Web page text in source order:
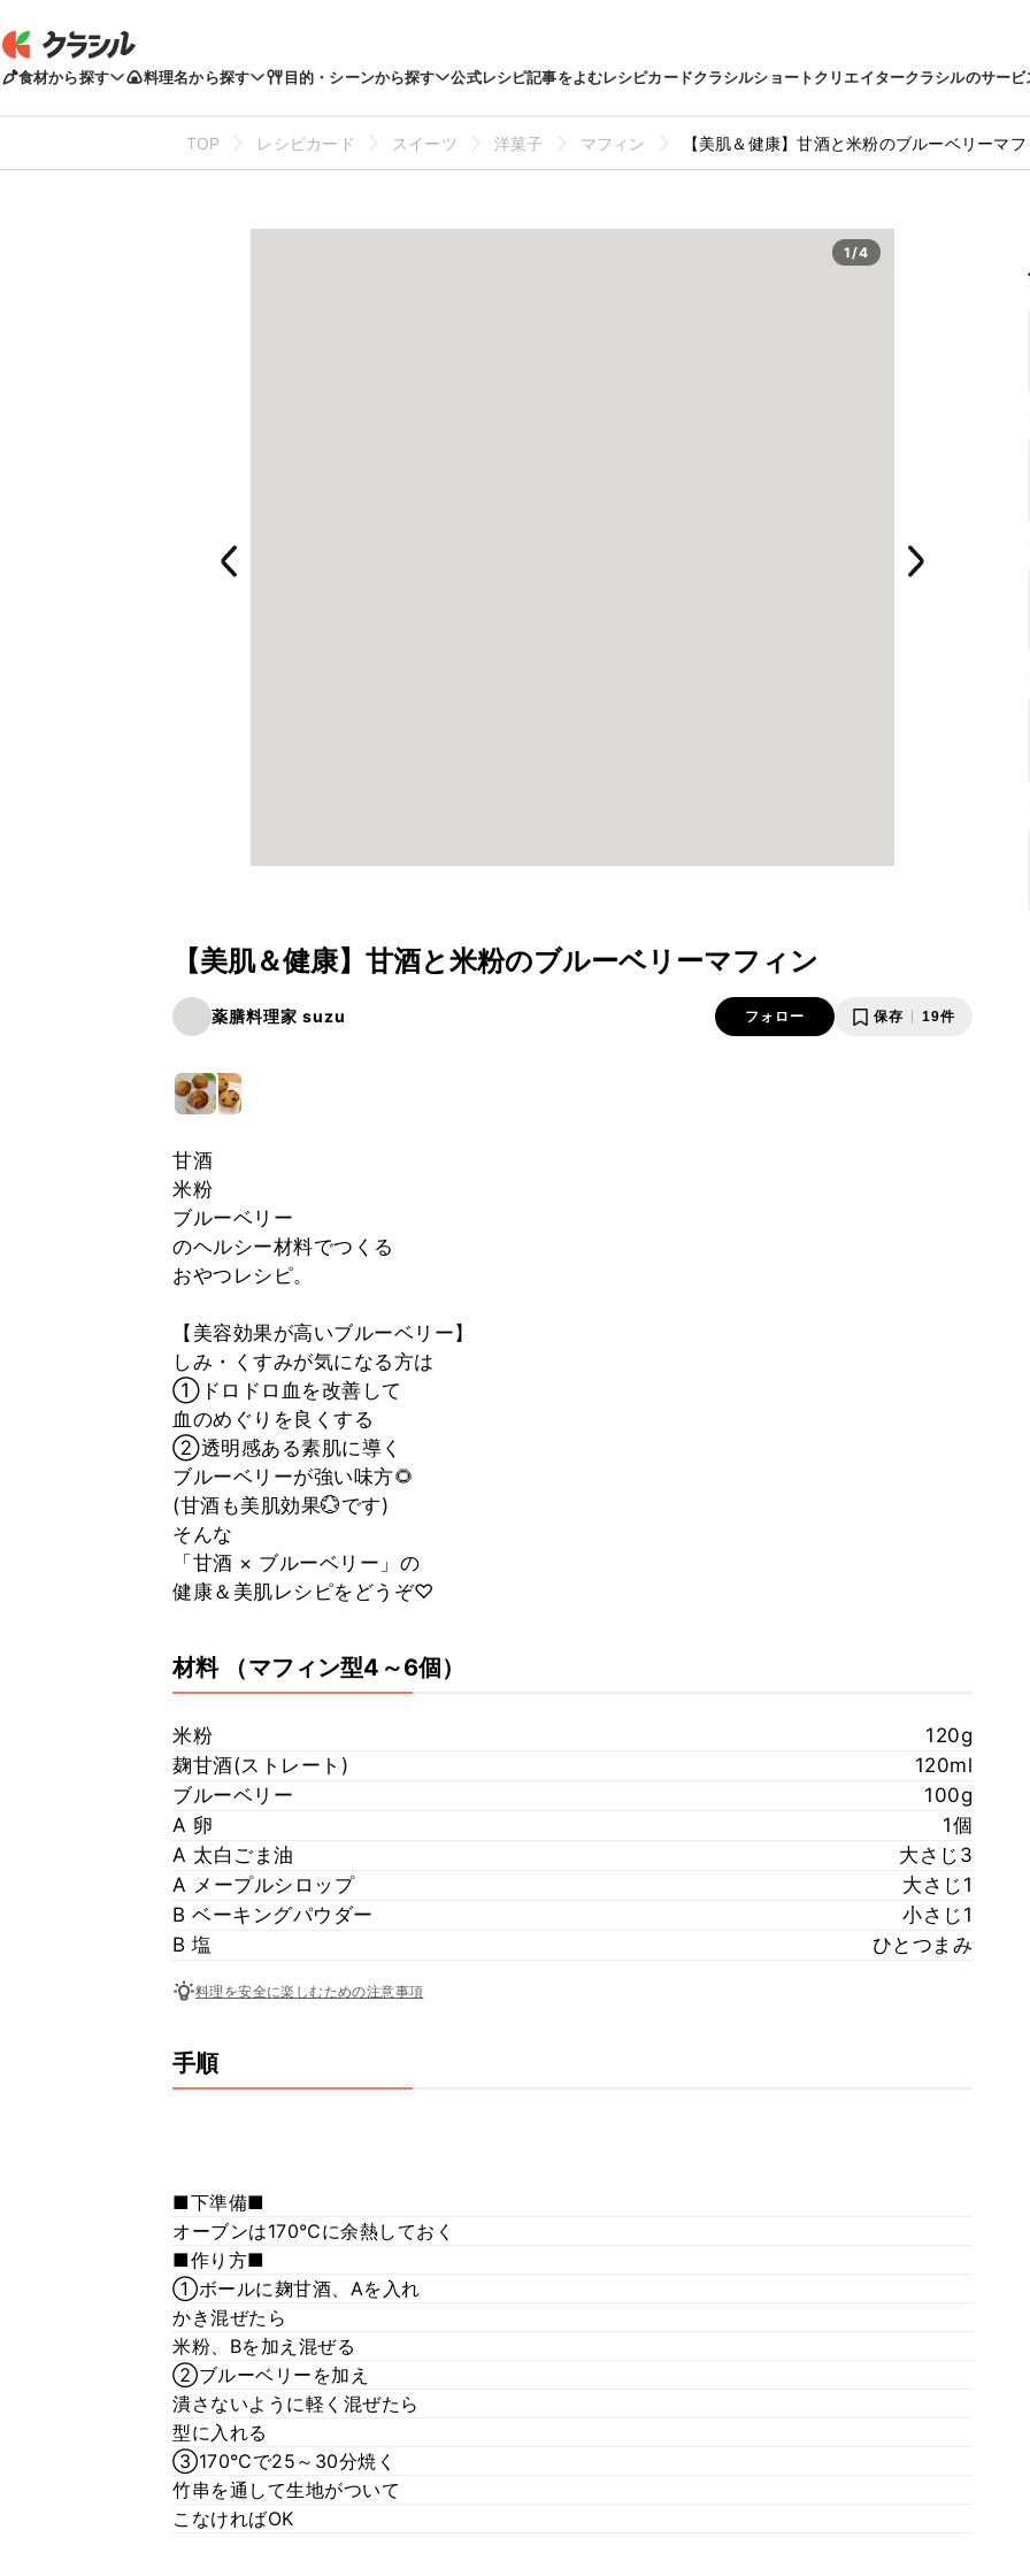
食材から探す 料理名から探す 目的・シーンから探す 公式レシピ記事をよむレシピカードクラシルショートクリエイタークラシルのサービ
TOP レシピカード スイーツ 洋菓子 マフィン 【美肌＆健康】甘酒と米粉のブルーベリーマフ
1/4
【美肌＆健康】甘酒と米粉のブルーベリーマフィン
薬膳料理家 suzu フォロー 保存 19件
甘酒
米粉
ブルーベリー
のヘルシー材料でつくる
おやつレシピ。
【美容効果が高いブルーベリー】
しみ・くすみが気になる方は
①ドロドロ血を改善して
血のめぐりを良くする
②透明感ある素肌に導く
ブルーベリーが強い味方🌻
(甘酒も美肌効果💮です)
そんな
「甘酒 × ブルーベリー」の
健康＆美肌レシピをどうぞ♡
材料 （マフィン型4～6個）
米粉
120g
麹甘酒(ストレート)
120ml
ブルーベリー
100g
A 卵
1個
A 太白ごま油
大さじ3
A メープルシロップ
大さじ1
B ベーキングパウダー
小さじ1
B 塩
ひとつまみ
料理を安全に楽しむための注意事項
手順
■下準備■
オーブンは170℃に余熱しておく
■作り方■
①ボールに麹甘酒、Aを入れ
かき混ぜたら
米粉、Bを加え混ぜる
②ブルーベリーを加え
潰さないように軽く混ぜたら
型に入れる
③170℃で25～30分焼く
竹串を通して生地がついて
こなければOK